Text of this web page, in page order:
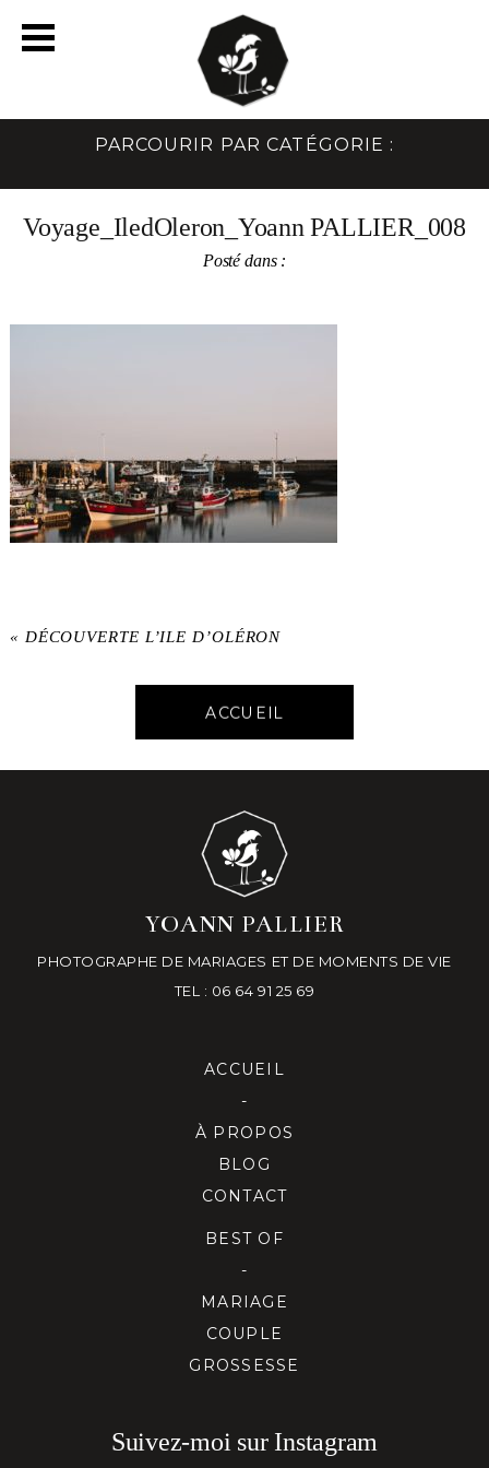
PARCOURIR PAR CATÉGORIE :
Voyage_IledOleron_Yoann PALLIER_008
Posté dans :
« DÉCOUVERTE L’ILE D’OLÉRON
ACCUEIL
YOANN PALLIER
PHOTOGRAPHE DE MARIAGES ET DE MOMENTS DE VIE
TEL : 06 64 91 25 69
ACCUEIL
-
À PROPOS
BLOG
CONTACT
BEST OF
-
MARIAGE
COUPLE
GROSSESSE
Suivez-moi sur Instagram